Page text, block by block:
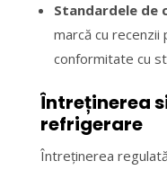
Standardele de
marcă cu
conformitate cu
Întreținerea
refrigerare
Întreținerea